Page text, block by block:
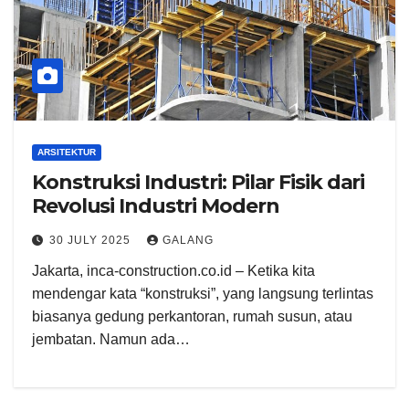
ARSITEKTUR
Konstruksi Industri: Pilar Fisik dari
Revolusi Industri Modern
30 JULY 2025 GALANG
Jakarta, inca-construction.co.id – Ketika kita
mendengar kata “konstruksi”, yang langsung terlintas
biasanya gedung perkantoran, rumah susun, atau
jembatan. Namun ada…